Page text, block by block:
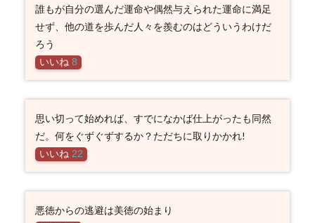
誰もが自分の選んだ運命や偶然与えられた運命に満足
せず、他の道を歩んだ人々を羨むのはどういうわけだ
ろう
いいね 8
思い切って始めれば、すでになかば仕上がったも同然
だ。何をぐずぐずするか？ただちに取りかかれ!
いいね 22
悪徳からの逃避は美徳の始まり